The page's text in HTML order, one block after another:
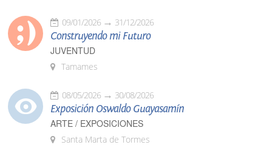
09/01/2026 31/12/2026
Construyendo mi Futuro
JUVENTUD
Tamames
08/05/2026 30/08/2026
Exposición Oswaldo Guayasamín
ARTE / EXPOSICIONES
Santa Marta de Tormes